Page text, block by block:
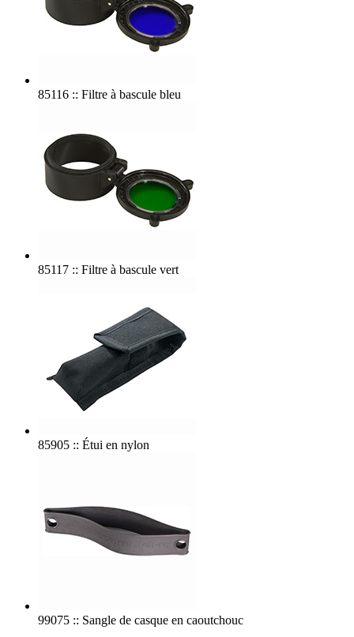
85116 :: Filtre à bascule bleu
85117 :: Filtre à bascule vert
85905 :: Étui en nylon
99075 :: Sangle de casque en caoutchouc